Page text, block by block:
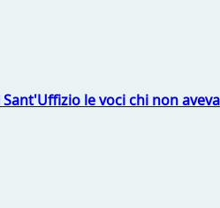
le voci chi non